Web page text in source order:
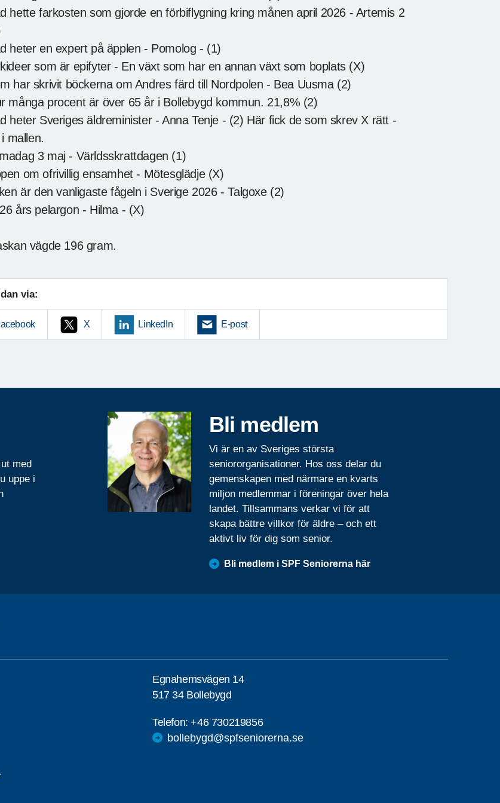
hette farkosten som gjorde en förbiflygning kring månen april 2026 - Artemis 2
heter en expert på äpplen - Pomolog - (1)
som är epifyter - En växt som har en annan växt som boplats (X)
har skrivit böckerna om Andres färd till Nordpolen - Bea Uusma (2)
många procent är över 65 år i Bollebygd kommun. 21,8% (2)
heter Sveriges äldreminister - Anna Tenje - (2) Här fick de som skrev X rätt -
mallen.
3 maj - Världsskrattdagen (1)
om ofrivillig ensamhet - Mötesglädje (X)
är den vanligaste fågeln i Sverige 2026 - Talgoxe (2)
års pelargon - Hilma - (X)
vägde 196 gram.
via:
X LinkedIn E-post
med
uppe i
Bli medlem
Vi är en av Sveriges största
seniororganisationer. Hos oss delar du
gemenskapen med närmare en kvarts
miljon medlemmar i föreningar över hela
landet. Tillsammans verkar vi för att
skapa bättre villkor för äldre – och ett
aktivt liv för dig som senior.
Bli medlem i SPF Seniorerna här
Egnahemsvägen 14
517 34 Bollebygd
Telefon:+46 730219856
bollebygd@spfseniorerna.se